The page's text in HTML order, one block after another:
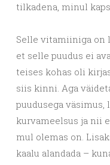
tilkadena, minul
Selle vitamiiniga on
et selle puudus ei
teises kohas oli
siis kinni. Aga
puudusega väsimus,
kurvameelsus ja nii
mul olemas on.
kaalu alandada –